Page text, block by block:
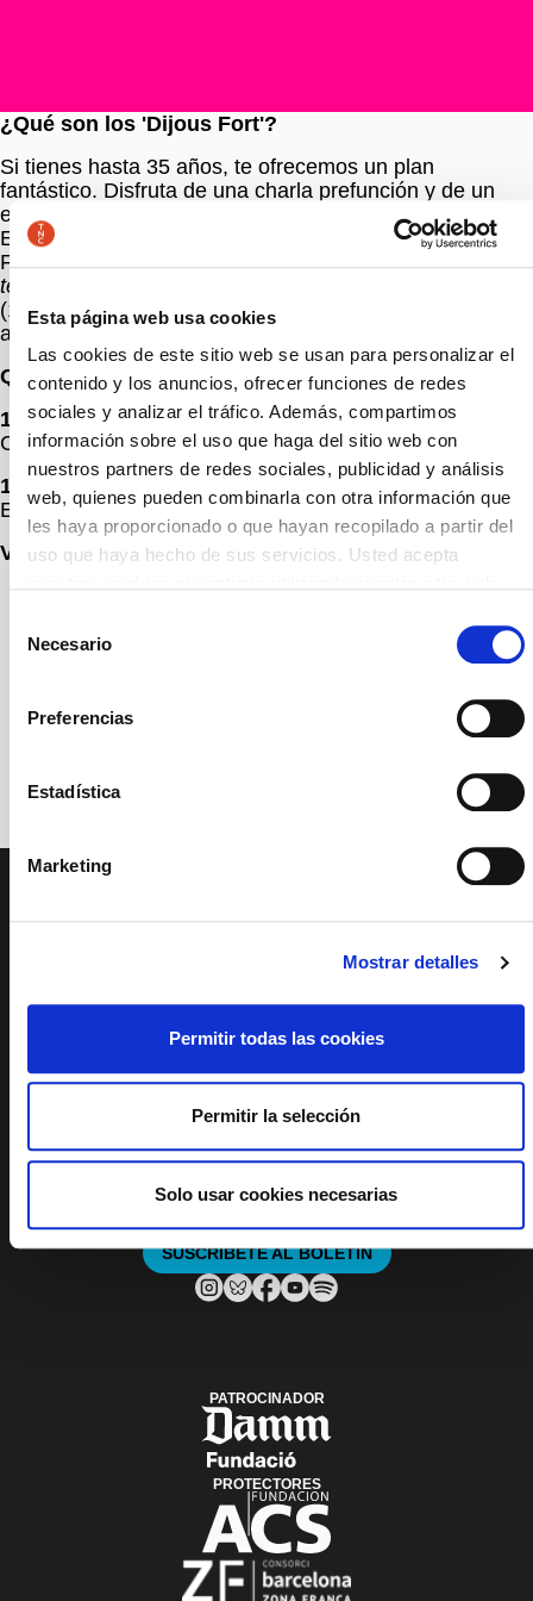
Esta página web usa cookies
Las cookies de este sitio web se usan para personalizar el
contenido y los anuncios, ofrecer funciones de redes
sociales y analizar el tráfico. Además, compartimos
información sobre el uso que haga del sitio web con
nuestros partners de redes sociales, publicidad y análisis
web, quienes pueden combinarla con otra información que
les haya proporcionado o que hayan recopilado a partir del
uso que haya hecho de sus servicios. Usted acepta
Necesario
Preferencias
Estadística
Marketing
Mostrar detalles
Permitir todas las cookies
Permitir la selección
Solo usar cookies necesarias
¿Qué son los 'Dijous Fort'?
Si tienes hasta 35 años, te ofrecemos un plan
fantástico. Disfruta de una charla prefunción y de un
espectáculo en la Sala Gran por solo 12 €.
Esta temporada te proponemos tres 'Dijous
Fort':L'hostal de les tres Càmelies(03/12/26),La
tercera fuga
(13/05/27). ¡Ven al 'Dijous Fort'! Te acercamos el teatro
a tu manera.
Qué encontrarás:
18.15 h
Charla y bebida en el vestíbulo superior
19h
Espectáculo en la Sala Gran
Venta de entradas a partir del 4 de junio
PAGE FOOTER
ACCESIBILIDAD
MECENAZGO
TRANSPARENCIA
DE ALERTAS DEL
PLAÇA DE LES ARTS, 1 08013 BARCELONA
TEL. 933 065 700
SUSCRÍBETE AL BOLETÍN
PATROCINADOR
PROTECTORES